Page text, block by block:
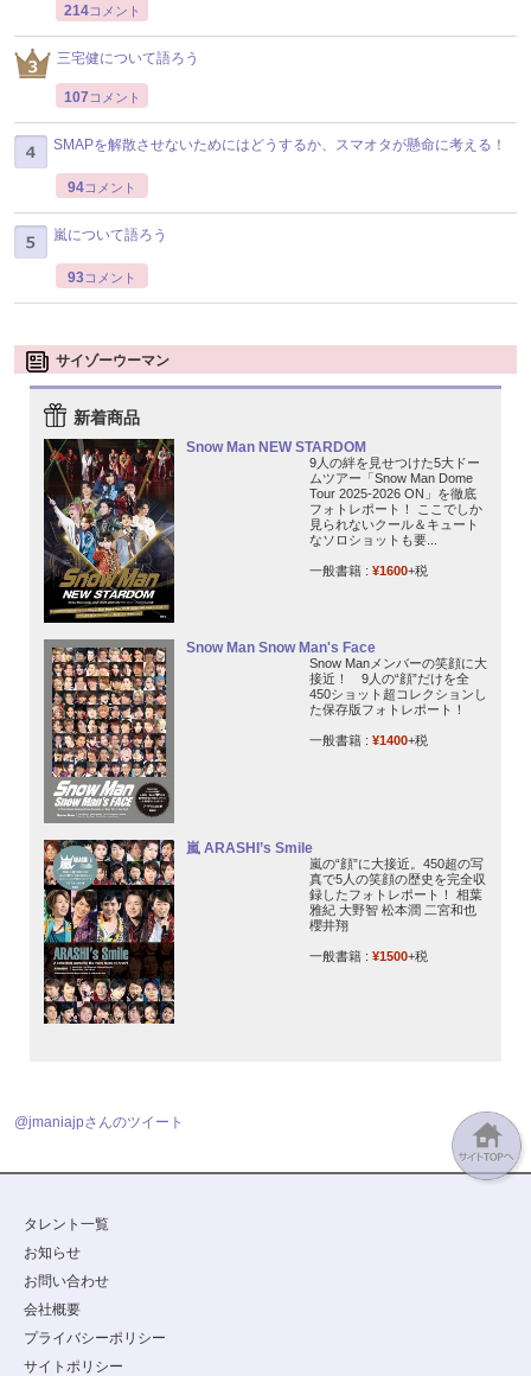
214コメント
三宅健について語ろう
107 コメント
SMAPを解散させないためにはどうするか、スマオタが懸命に考える！
94コメント
嵐について語ろう
93コメント
サイゾーウーマン
新着商品
Snow Man NEW STARDOM
9人の絆を見せつけた5大ドー
ムツアー「Snow Man Dome
Tour 2025-2026 ON」を徹底
フォトレポート！ ここでしか
見られないクール＆キュート
なソロショットも要...
一般書籍 : ¥1600+税
Snow Man Snow Man's Face
Snow Manメンバーの笑顔に大
接近！ 9人の“顔”だけを全
450ショット超コレクションし
た保存版フォトレポート！
一般書籍 : ¥1400+税
嵐 ARASHI’s Smile
嵐の“顔”に大接近。450超の写
真で5人の笑顔の歴史を完全収
録したフォトレポート！ 相葉
雅紀 大野智 松本潤 二宮和也
櫻井翔
一般書籍 : ¥1500+税
@jmaniajpさんのツイート
タレント一覧
お知らせ
お問い合わせ
会社概要
プライバシーポリシー
サイトポリシー